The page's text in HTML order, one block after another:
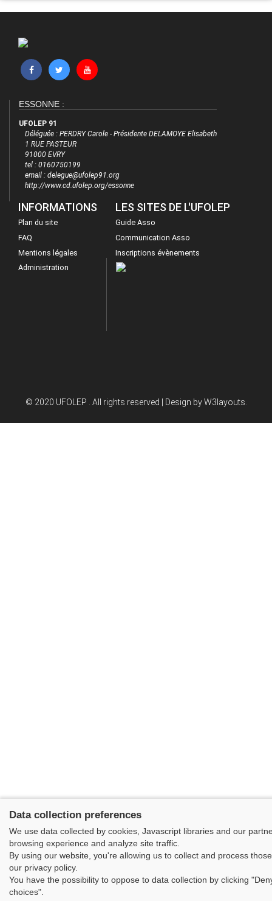
ESSONNE :
UFOLEP 91
Déléguée : PERDRY Carole - Présidente DELAMOYE Elisabeth
1 RUE PASTEUR
91000 EVRY
tel : 0160750199
email : delegue@ufolep91.org
http://www.cd.ufolep.org/essonne
INFORMATIONS
Plan du site
FAQ
Mentions légales
Administration
LES SITES DE L'UFOLEP
Guide Asso
Communication Asso
Inscriptions évènements
© 2020 UFOLEP . All rights reserved | Design byW3layouts.
Data collection preferences
We use data collected by cookies, Javascript libraries and our
browsing experience and analyze site traffic.
By using our website, you're allowing us to collect and process
our privacy policy.
You have the possibility to oppose to data collection by clicking
choices".